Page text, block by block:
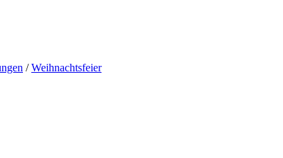
/Weihnachtsfeier